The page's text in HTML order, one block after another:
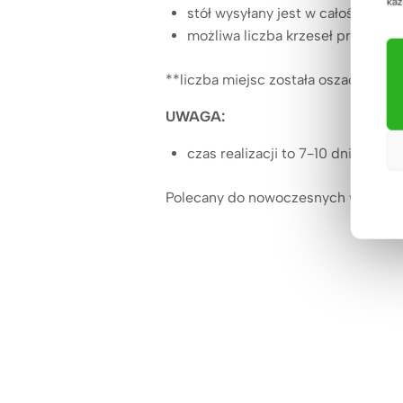
stół wysyłany jest w całości
możliwa liczba krzeseł przy
**liczba miejsc została oszacowana
UWAGA:
czas realizacji to 7-10 dni
Polecany do nowoczesnych